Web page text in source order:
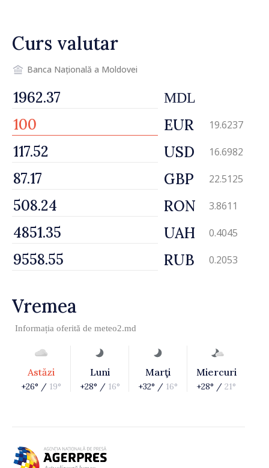
Curs valutar
Banca Națională a Moldovei
MDL
EUR 19.6237
USD 16.6982
GBP 22.5125
RON 3.8611
UAH 0.4045
RUB 0.2053
Vremea
Informația oferită de meteo2.md
Astăzi
+26° / 19°
Luni
+28° / 16°
Marţi
+32° / 16°
Miercuri
+28° / 21°